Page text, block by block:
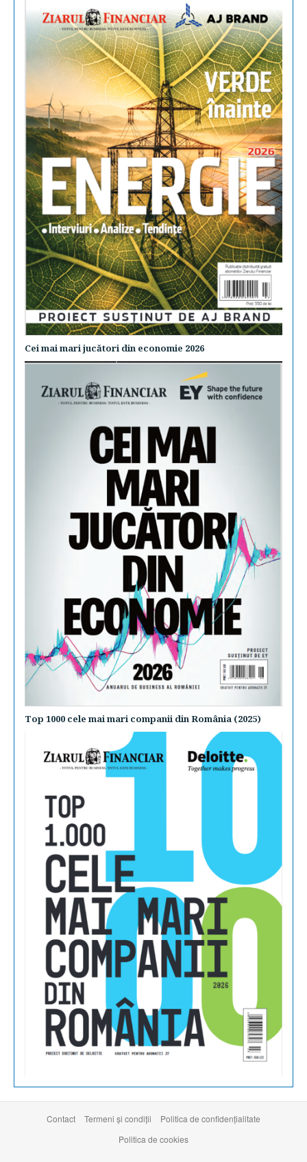
Cei mai mari jucători din economie 2026
Top 1000 cele mai mari companii din România (2025)
Contact Termeni şi condiţii
Politica de confidențialitate
Politica de cookies